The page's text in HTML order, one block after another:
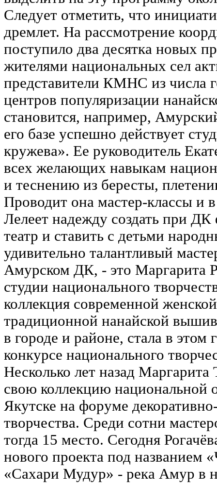
Следует отметить, что
дремлет. На рассмотрение
поступило два десятка новых
жителями национальных сел
представители КМНС из числа
центров популяризации
становится, например,
его базе успешно действует
кружева». Ее руководитель
всех желающих навыкам
и теснению из бересты,
Проводит она мастер-классы и
Лелеет надежду создать при
театр и ставить с детьми
удивительно талантливый
Амурском ДК, - это Маргарита
студии национального
коллекция современной
традиционной нанайской
в городе и районе, стала в этом
конкурсе национального
Несколько лет назад
свою коллекцию национальной
Якутске на форуме
творчества. Среди сотни
тогда 15 место. Сегодня
нового проекта под названием
«Сахари Мудур» - река Амур в